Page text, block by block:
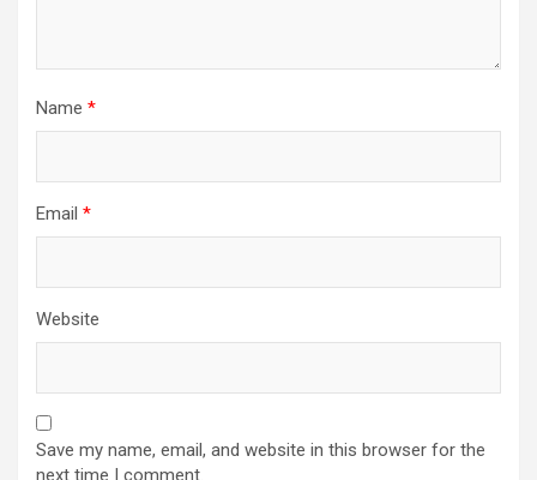
Name *
Email *
Website
Save my name, email, and website in this browser for the
next time I comment.